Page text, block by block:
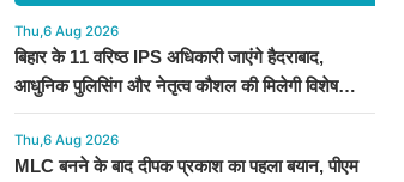
Thu,6 Aug 2026
बिहार के 11 वरिष्ठ IPS अधिकारी जाएंगे हैदराबाद,
आधुनिक पुलिसिंग और नेतृत्व कौशल की मिलेगी विशेष
ट्रेनिंग
Thu,6 Aug 2026
MLC बनने के बाद दीपक प्रकाश का पहला बयान, पीएम